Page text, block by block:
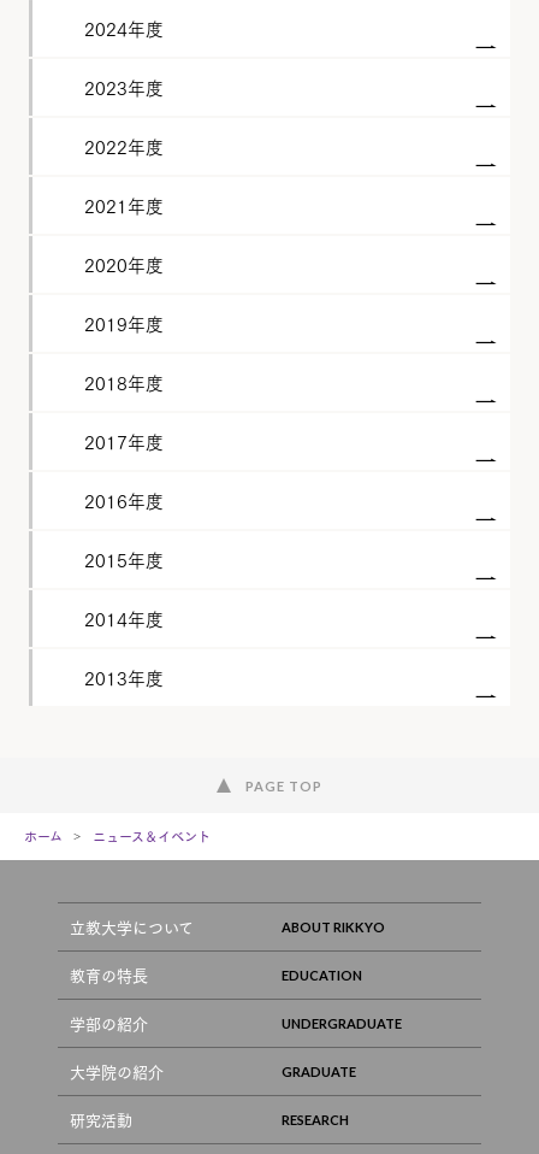
2024年度
2023年度
2022年度
2021年度
2020年度
2019年度
2018年度
2017年度
2016年度
2015年度
2014年度
2013年度
PAGE TOP
ホーム ニュース＆イベント
立教大学について
教育の特長
学部の紹介
大学院の紹介
研究活動